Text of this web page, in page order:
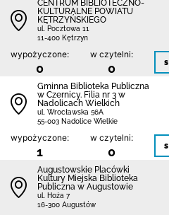
CENTRUM BIBLIOTECZNO-
KULTURALNE POWIATU
KĘTRZYŃSKIEGO
ul. Pocztowa 11
11-400 Kętrzyn
wypożyczone:
0
w czytelni:
0
Gminna Biblioteka Publiczna
w Czernicy. Filia nr 3 w
Nadolicach Wielkich
ul. Wrocławska 56A
55-003 Nadolice Wielkie
wypożyczone:
1
w czytelni:
0
Augustowskie Placówki
Kultury Miejska Biblioteka
Publiczna w Augustowie
ul. Hoża 7
16-300 Augustów